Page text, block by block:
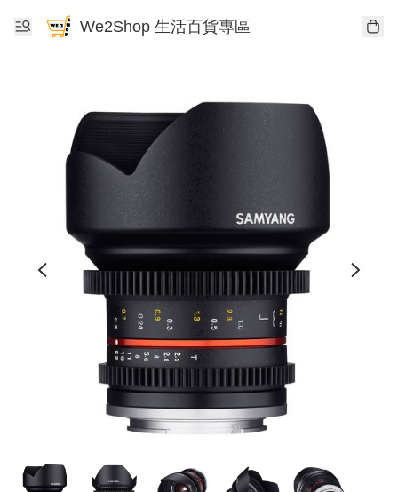
We2Shop 生活百貨專區